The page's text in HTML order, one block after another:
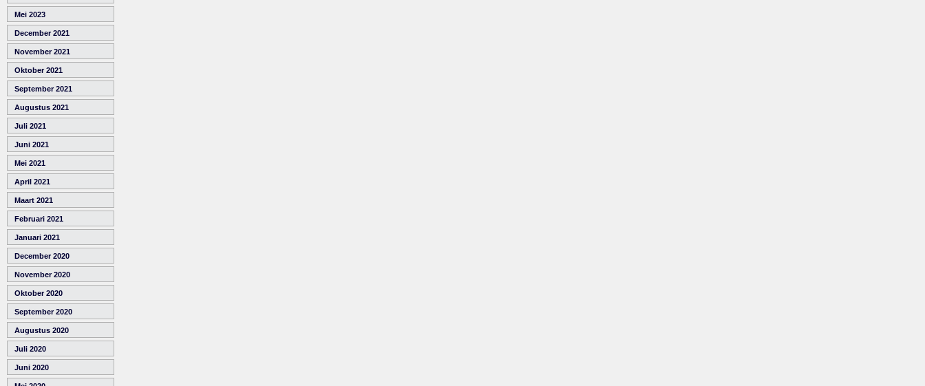
Mei 2023
December 2021
November 2021
Oktober 2021
September 2021
Augustus 2021
Juli 2021
Juni 2021
Mei 2021
April 2021
Maart 2021
Februari 2021
Januari 2021
December 2020
November 2020
Oktober 2020
September 2020
Augustus 2020
Juli 2020
Juni 2020